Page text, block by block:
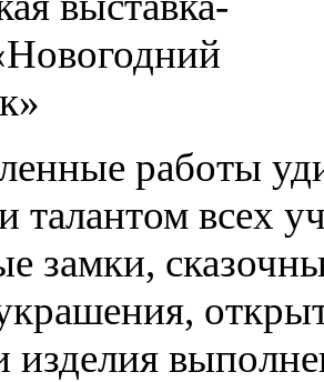
работы
талантом всех
замки,
изделия